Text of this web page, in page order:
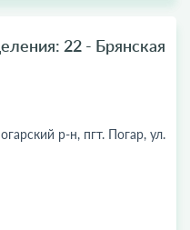
22 - Брянская
р-н, пгт. Погар, ул.